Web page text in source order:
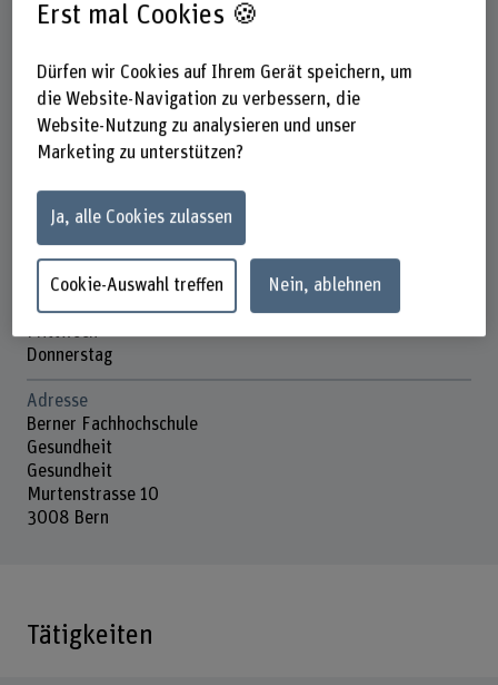
Externe Fachperson
Kontakt
+41 31 848 63 86
E-Mail anzeigen
Präsenzzeit
Montag
Dienstag
Donnerstag
Adresse
Berner Fachhochschule
Gesundheit
Gesundheit
Murtenstrasse 10
3008 Bern
Tätigkeiten
Erst mal Cookies 🍪
Dürfen wir Cookies auf Ihrem Gerät speichern, um
die Website-Navigation zu verbessern, die
Website-Nutzung zu analysieren und unser
Marketing zu unterstützen?
Ja, alle Cookies zulassen
Cookie-Auswahl treffen Nein, ablehnen